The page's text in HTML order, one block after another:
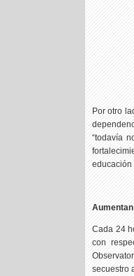
Por otro
“todavía
educación
Cada 24
con
secuestro